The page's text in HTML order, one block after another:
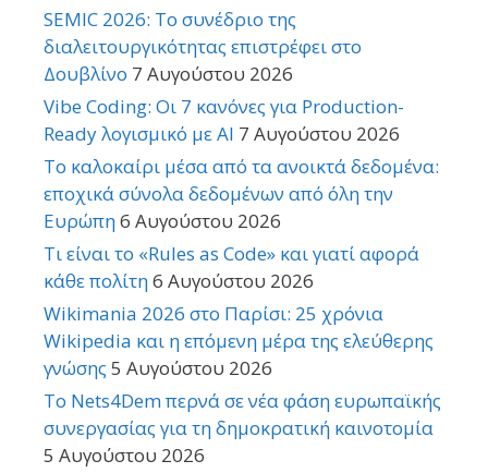
SEMIC 2026: Το συνέδριο της
διαλειτουργικότητας επιστρέφει στο
Δουβλίνο 7 Αυγούστου 2026
Vibe Coding: Οι 7 κανόνες για Production-
Ready λογισμικό με AI 7 Αυγούστου 2026
Το καλοκαίρι μέσα από τα ανοικτά δεδομένα:
εποχικά σύνολα δεδομένων από όλη την
Ευρώπη6 Αυγούστου 2026
Τι είναι το «Rules as Code» και γιατί αφορά
κάθε πολίτη6 Αυγούστου 2026
Wikimania 2026 στο Παρίσι: 25 χρόνια
Wikipedia και η επόμενη μέρα της ελεύθερης
γνώσης 5 Αυγούστου 2026
Το Nets4Dem περνά σε νέα φάση ευρωπαϊκής
συνεργασίας για τη δημοκρατική καινοτομία
5 Αυγούστου 2026